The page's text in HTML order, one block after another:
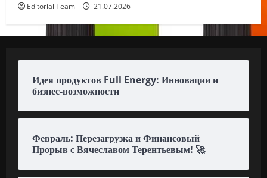
Editorial Team 21.07.2026
Идея продуктов Full Energy: Инновации и
бизнес-возможности
Февраль: Перезагрузка и Финансовый
Прорыв с Вячеславом Терентьевым! 🚀